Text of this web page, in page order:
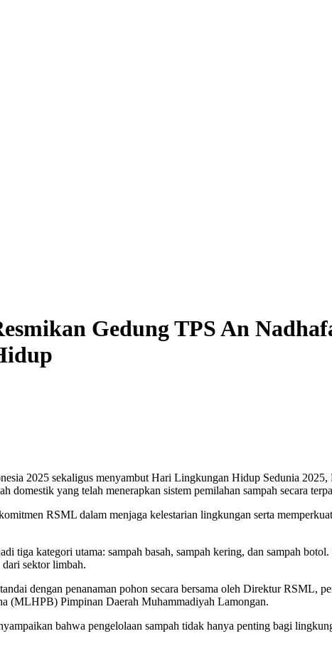
Gedung TPS An
2025 sekaligus menyambut Hari Lingkungan Hidup Sedunia
yang telah menerapkan sistem pemilahan sampah secara
RSML dalam menjaga kelestarian lingkungan serta
tiga kategori utama: sampah basah, sampah kering, dan sampah
sektor limbah.
dengan penanaman pohon secara bersama oleh Direktur
(MLHPB) Pimpinan Daerah Muhammadiyah Lamongan.
bahwa pengelolaan sampah tidak hanya penting bagi